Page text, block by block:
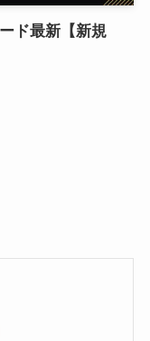
ド最新【新規